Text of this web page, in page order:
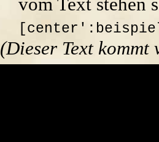
(Dieser Text kommt